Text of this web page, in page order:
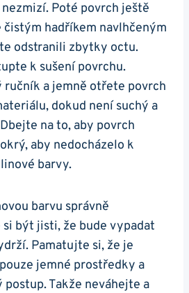
Poté povrch ještě
hadříkem navlhčeným
odstranili zbytky octu.
k sušení povrchu.
a jemně otřete povrch
dokud není suchý a
na to, aby povrch
aby nedocházelo k
barvy.
barvu správně
být jisti, že bude vypadat
Pamatujte si, že je
jemné prostředky a
Takže neváhejte a